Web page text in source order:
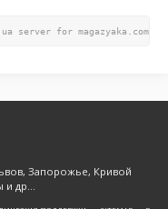
server for magazyaka.com.ua
Запорожье, Кривой
и др...